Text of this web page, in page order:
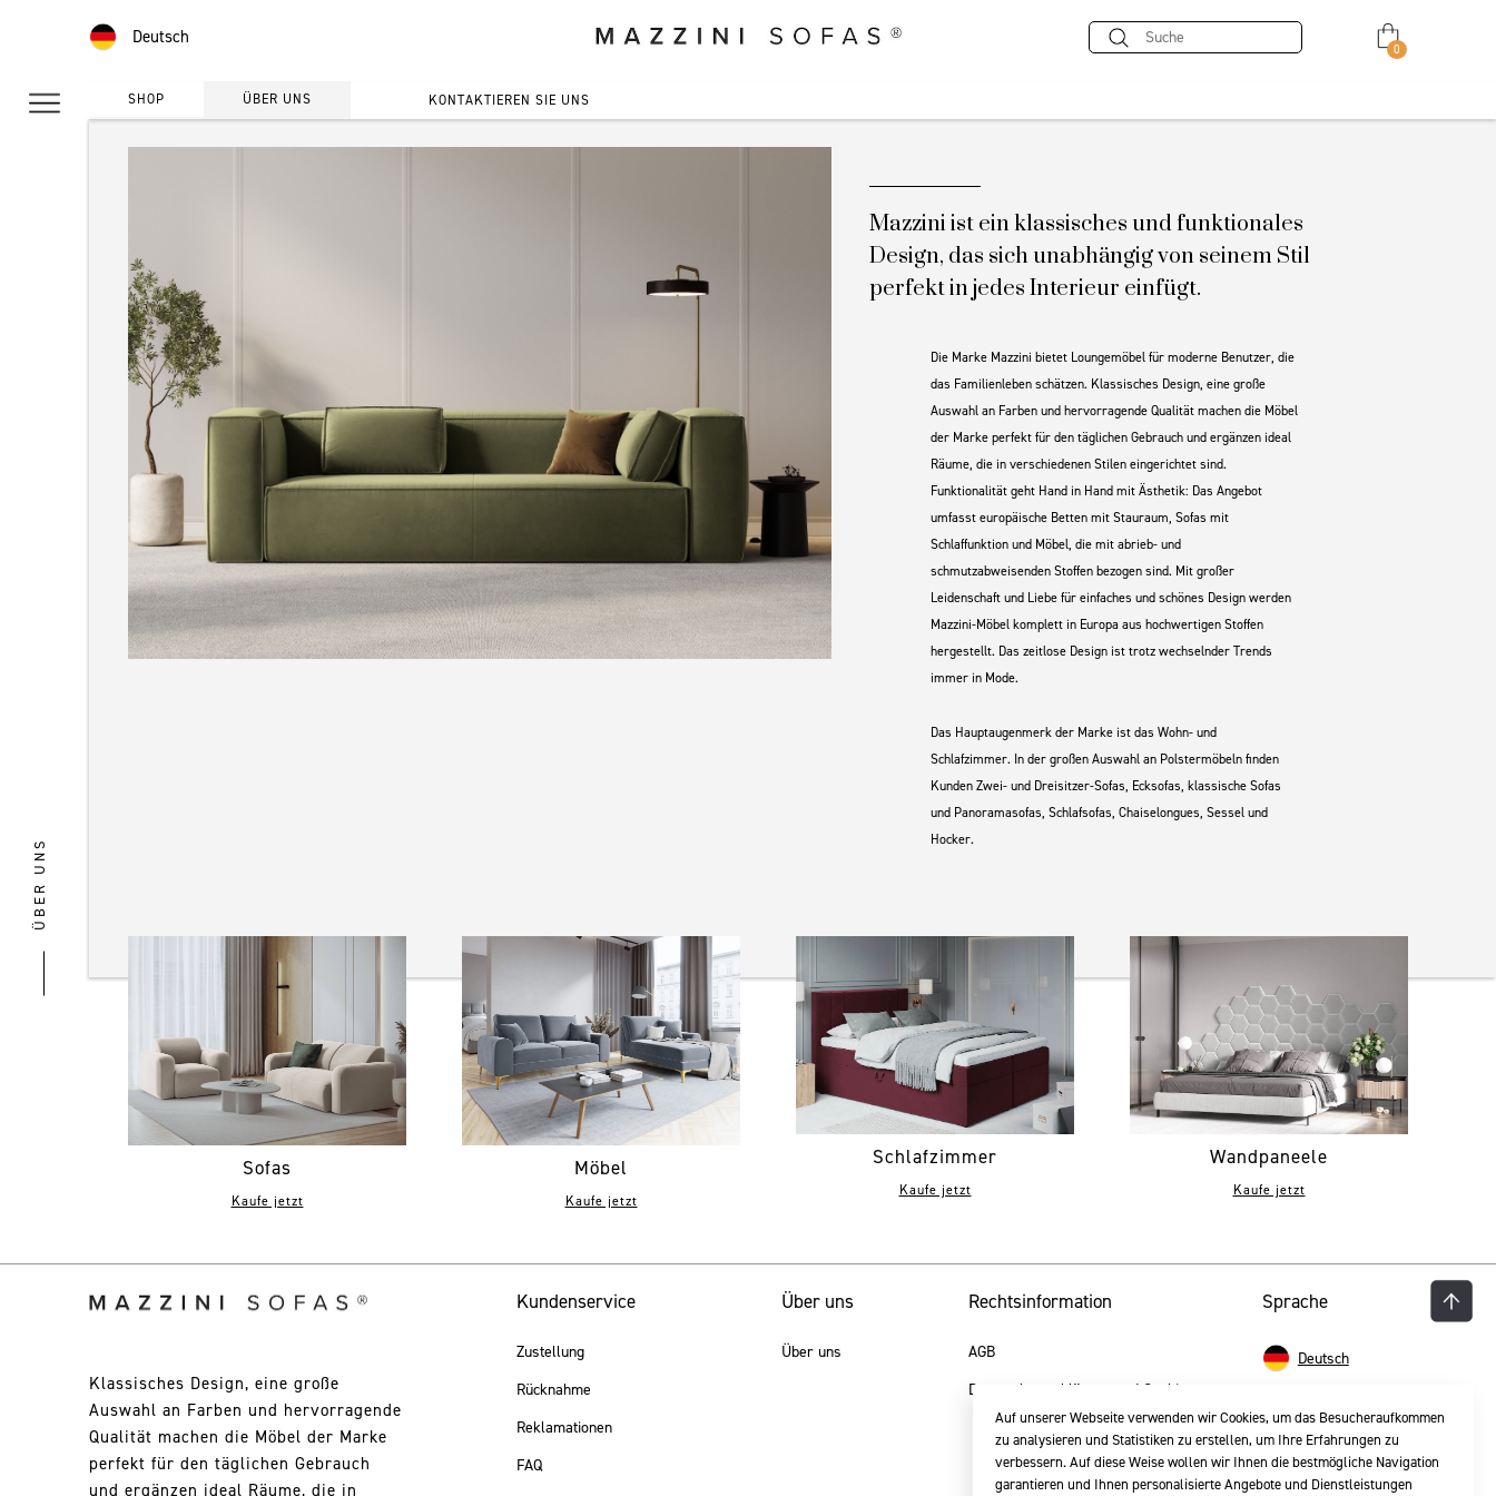
Deutsch
0
SHOP ÜBER UNS KONTAKTIEREN SIE UNS
ÜBER UNS
Mazzini ist ein klassisches und funktionales
Design, das sich unabhängig von seinem Stil
perfekt in jedes Interieur einfügt.
Die Marke Mazzini bietet Loungemöbel für moderne Benutzer, die
das Familienleben schätzen. Klassisches Design, eine große
Auswahl an Farben und hervorragende Qualität machen die Möbel
der Marke perfekt für den täglichen Gebrauch und ergänzen ideal
Räume, die in verschiedenen Stilen eingerichtet sind.
Funktionalität geht Hand in Hand mit Ästhetik: Das Angebot
umfasst europäische Betten mit Stauraum, Sofas mit
Schlaffunktion und Möbel, die mit abrieb- und
schmutzabweisenden Stoffen bezogen sind. Mit großer
Leidenschaft und Liebe für einfaches und schönes Design werden
Mazzini-Möbel komplett in Europa aus hochwertigen Stoffen
hergestellt. Das zeitlose Design ist trotz wechselnder Trends
immer in Mode.
Das Hauptaugenmerk der Marke ist das Wohn- und
Schlafzimmer. In der großen Auswahl an Polstermöbeln finden
Kunden Zwei- und Dreisitzer-Sofas, Ecksofas, klassische Sofas
und Panoramasofas, Schlafsofas, Chaiselongues, Sessel und
Hocker.
Sofas
Kaufe jetzt
Möbel
Kaufe jetzt
Schlafzimmer
Kaufe jetzt
Wandpaneele
Kaufe jetzt
Klassisches Design, eine große
Auswahl an Farben und hervorragende
Qualität machen die Möbel der Marke
perfekt für den täglichen Gebrauch
und ergänzen ideal Räume, die in
Kundenservice
Zustellung
Rücknahme
Reklamationen
FAQ
Über uns
Über uns
Rechtsinformation
AGB
Datenschutzerklärung und Cookies
Sprache
Deutsch
Auf unserer Webseite verwenden wir Cookies, um das Besucheraufkommen
zu analysieren und Statistiken zu erstellen, um Ihre Erfahrungen zu
verbessern. Auf diese Weise wollen wir Ihnen die bestmögliche Navigation
garantieren und Ihnen personalisierte Angebote und Dienstleistungen